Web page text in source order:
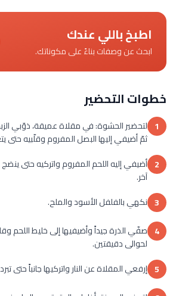
اطبخ باللي عندك
ابحث عن وصفات بناءً على مكوناتك.
خطوات التحضير
1 لتحضير الحشوة: في مقلاة عميقة، ذوّبي
ثمّ أضيفي إليها البصل المفروم وقلّبيه حتى
2 أضيفي إليه اللحم المفروم واتركيه حتى
آخر.
3 نكهي بالفلفل الأسود والملح.
4 صفّي الذرة جيداً وأضيفيها إلى خليط اللحم
لحوالى دقيقتين.
5 إرفعي المقلاة عن النار واتركيها جانباً حتى